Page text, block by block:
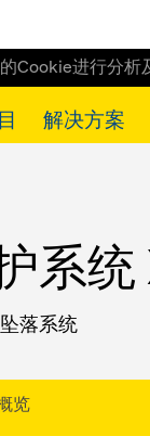
Cookie进行分析
解决方案
XP
系统
落系统
览